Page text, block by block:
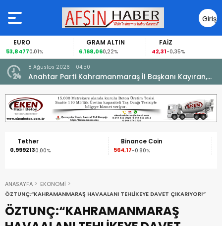
Giriş
Yap
EURO
53,84770,01%
GRAM ALTIN
6.168,060,22%
FAİZ
42,31-0,35%
8 Ağustos 2026 - 04:50
Anahtar Parti Kahramanmaraş İl Başkanı Kayıran,
Afşin Teşkilatı ile buluştu.
Tether
0,9992130.00%
Binance Coin
564,17-0.80%
ANASAYFA
EKONOMİ
ÖZTUNÇ:“KAHRAMANMARAŞ HAVAALANI TEHLİKEYE DAVET ÇIKARIYOR!”
ÖZTUNÇ:“KAHRAMANMARAŞ